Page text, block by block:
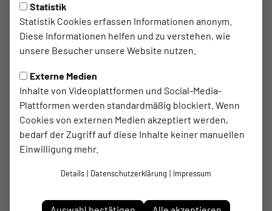
Statistik
Statistik Cookies erfassen Informationen anonym.
Diese Informationen helfen und zu verstehen, wie
unsere Besucher unsere Website nutzen.
Externe Medien
Inhalte von Videoplattformen und Social-Media-
Plattformen werden standardmäßig blockiert. Wenn
Cookies von externen Medien akzeptiert werden,
bedarf der Zugriff auf diese Inhalte keiner manuellen
Einwilligung mehr.
Details | Datenschutzerklärung | Impressum
Am Sonntag, den 9. Juli 2023, ist es endlich
soweit! Der Trainingsauftakt für unsere 1. und 2.
Mannschaft steht an. Um 13:30 Uhr treffen sich
alle Spieler am Kröger Park, um gemeinsam in die
Vorbereitung für die neue Saison zu starten.
Nach einer lockeren Trainingseinheit erwartet beide
Mannschaften ein gemütliches Grillen. Dabei haben alle
Spieler die Gelegenheit, sich auszutauschen, den
Teamgeist zu stärken und die Vorfreude auf die kommende
Saison zu teilen.